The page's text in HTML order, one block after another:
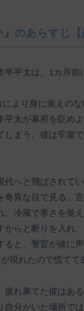
のあらすじ【
平太は、1カ月
より身に覚えの
太が幕府を貶め
しまう。彼は牢屋
へと飛ばされて
異な目で見る。
冷蔵で寒さを覚
からと断りを入れ
ると、警官が彼に
現れたので慌てて
疲れ果てた彼はあ
自分がいた場所で